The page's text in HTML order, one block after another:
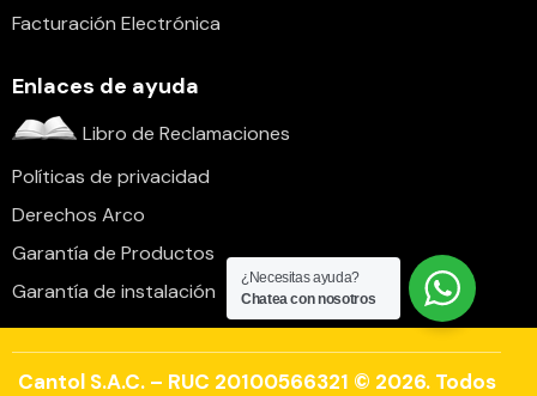
Facturación Electrónica
Enlaces de ayuda
Libro de Reclamaciones
Políticas de privacidad
Derechos Arco
Garantía de Productos
Garantía de instalación
Cantol S.A.C. – RUC 20100566321 © 2026. Todos
¿Necesitas ayuda?
Chatea con nosotros